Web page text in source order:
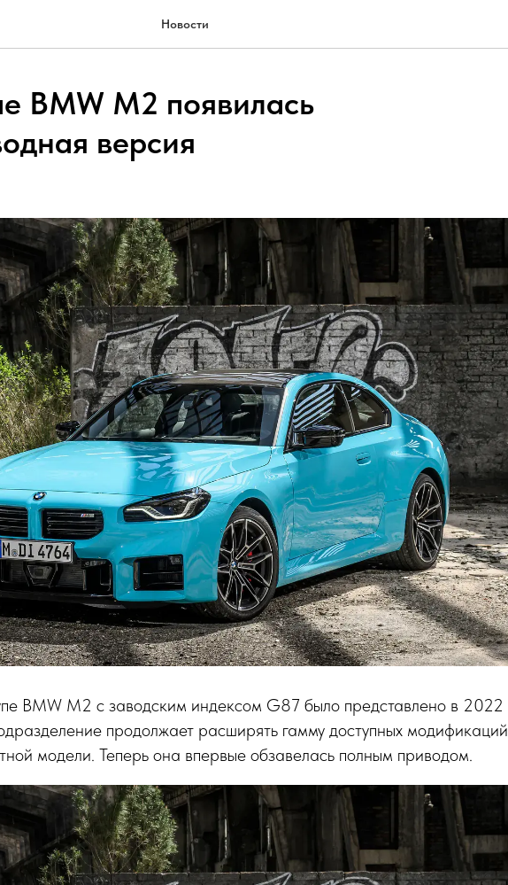
Новости
BMW M2 появилась
версия
BMW M2 с заводским индексом G87 было представлено в 2022
продолжает расширять гамму доступных модификаций
модели. Теперь она впервые обзавелась полным приводом.